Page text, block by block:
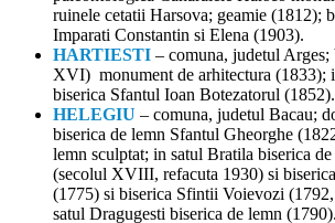
ruinele cetatii Harsova; geamie (1812);
Imparati Constantin si Elena (1903).
HARTIESTI – comuna, judetul Arges;
XVI) monument de arhitectura (1833);
biserica Sfantul Ioan Botezatorul (1852).
HELEGIU – comuna, judetul Bacau;
biserica de lemn Sfantul Gheorghe
lemn sculptat; in satul Bratila biserica
(secolul XVIII, refacuta 1930) si
(1775) si biserica Sfintii Voievozi
satul Dragugesti biserica de lemn (1790).